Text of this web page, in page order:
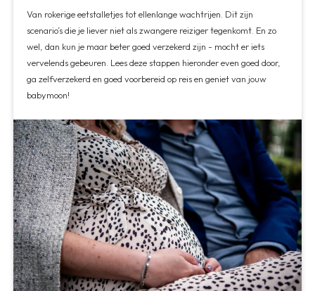
Van rokerige eetstalletjes tot ellenlange wachtrijen. Dit zijn
scenario’s die je liever niet als zwangere reiziger tegenkomt. En zo
wel, dan kun je maar beter goed verzekerd zijn - mocht er iets
vervelends gebeuren. Lees deze stappen hieronder even goed door,
ga zelfverzekerd en goed voorbereid op reis en geniet van jouw
babymoon!